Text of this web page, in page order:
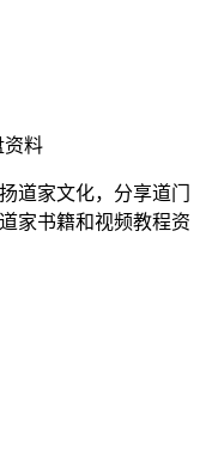
道家文化，分享道门
家书籍和视频教程资